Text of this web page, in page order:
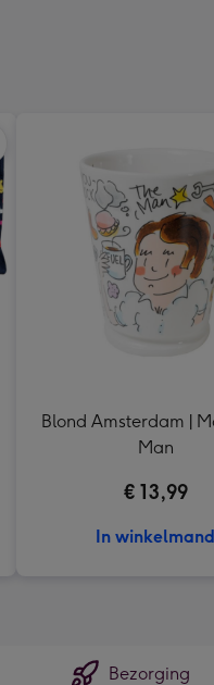
Blond Amsterdam |
Man
€ 13,99
In winkelmand
Bezorging